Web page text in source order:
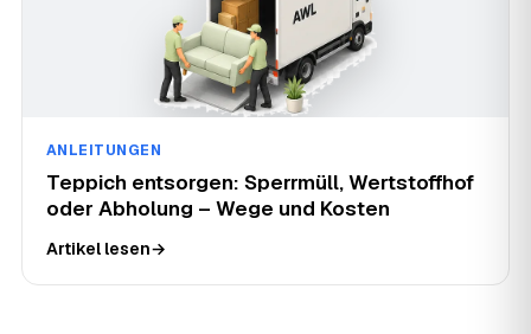
ANLEITUNGEN
Teppich entsorgen: Sperrmüll, Wertstoffhof
oder Abholung – Wege und Kosten
Artikel lesen→